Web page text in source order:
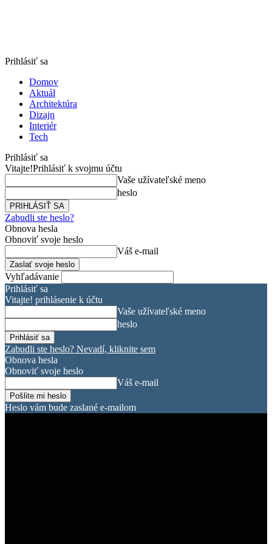
Prihlásiť sa
Domov
Aktuál
Architektúra
Dizajn
Interiér
Tech
Prihlásiť sa
Vitajte!Prihlásiť k svojmu účtu
Vaše užívateľské meno
heslo
Zabudli ste heslo?
Obnova hesla
Obnoviť svoje heslo
Váš e-mail
Vyhľadávanie
Prihlásiť sa
Vitajte! prihlásenie k účtu
Vaše užívateľské meno
heslo
Zabudli ste heslo? Nevadí, kliknite sem
Obnova hesla
Obnoviť svoje heslo
Váš e-mail
Heslo vám bude zaslané e-mailom